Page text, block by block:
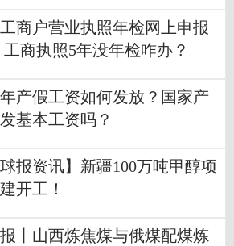
商户营业执照年检网上申报
工商执照5年没年检咋办？
产假工资如何发放？国家产
基本工资吗？
球报资讯】新疆100万吨甲醇项
开工！
丨山西炼焦煤与俄煤配煤炼